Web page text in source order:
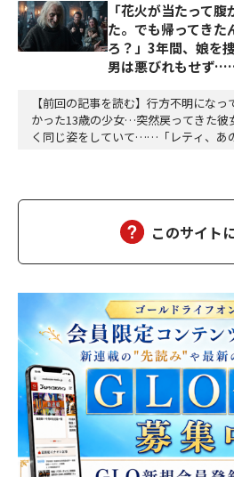
「花火が当たって
た。でも帰ってきた
ろ？」3年間、娘を
男は悪びれもせず
【前回の記事を読む】行方不明にな
かった13歳の少女…突然戻ってきた彼
く同じ姿をしていて……「レティ、あ
とを、そのようにお呼びになるのは
このサイト